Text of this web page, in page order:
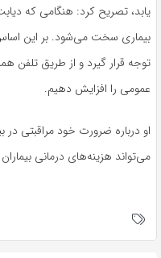
یابد، تصریح کرد: هنگامی که
بیماری سخت می‌شود. بر این
توجه قرار گیرد و از طریق تلفن
عمومی را افزایش دهیم.
او درباره ضرورت خود مراقبتی در
می‌تواند هزینه‌های درمانی